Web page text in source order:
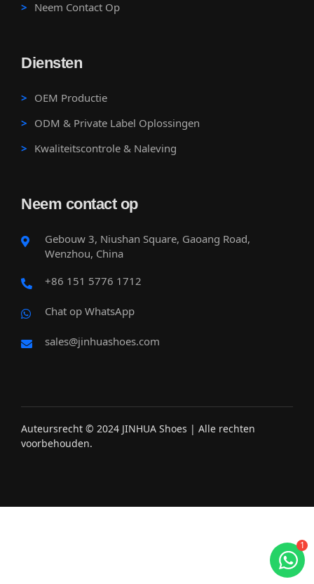
Neem Contact Op
Diensten
OEM Productie
ODM & Private Label Oplossingen
Kwaliteitscontrole & Naleving
Neem contact op
Gebouw 3, Niushan Square, Gaoang Road,
Wenzhou, China
+86 151 5776 1712
Chat op WhatsApp
sales@jinhuashoes.com
Auteursrecht © 2024 JINHUA Shoes | Alle rechten
voorbehouden.
1